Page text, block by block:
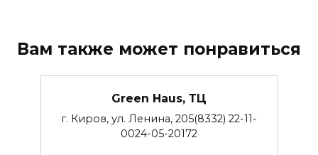
Вам также может понравиться
Green Haus, ТЦ
г. Киров, ул. Ленина, 205(8332) 22-11-
0024-05-20172